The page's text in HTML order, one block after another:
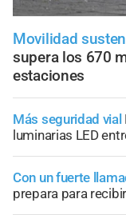
Movilidad
supera los 670
estaciones
Más seguridad vial
luminarias LED
Con un fuerte
prepara para